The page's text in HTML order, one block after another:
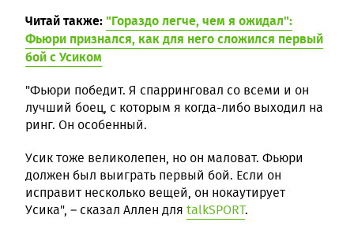
Читай также:"Гораздо легче, чем я ожидал":
Фьюри признался, как для него сложился первый
бой с Усиком
"Фьюри победит. Я спарринговал со всеми и он
лучший боец, с которым я когда-либо выходил на
ринг. Он особенный.
Усик тоже великолепен, но он маловат. Фьюри
должен был выиграть первый бой. Если он
исправит несколько вещей, он нокаутирует
Усика", – сказал Аллен для talkSPORT.